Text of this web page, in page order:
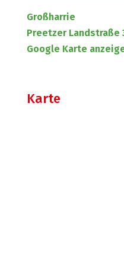
Großharrie
Preetzer Landstraße
Google Karte
Karte